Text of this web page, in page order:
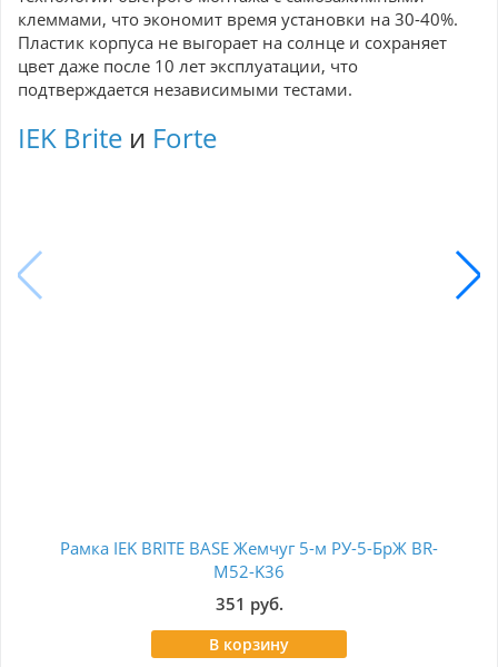
клеммами, что экономит время установки на 30-40%.
Пластик корпуса не выгорает на солнце и сохраняет
цвет даже после 10 лет эксплуатации, что
подтверждается независимыми тестами.
IEK Brite и Forte
Рамка IEK BRITE BASE Жемчуг 5-м РУ-5-БрЖ BR-
M52-K36
351 руб.
В корзину